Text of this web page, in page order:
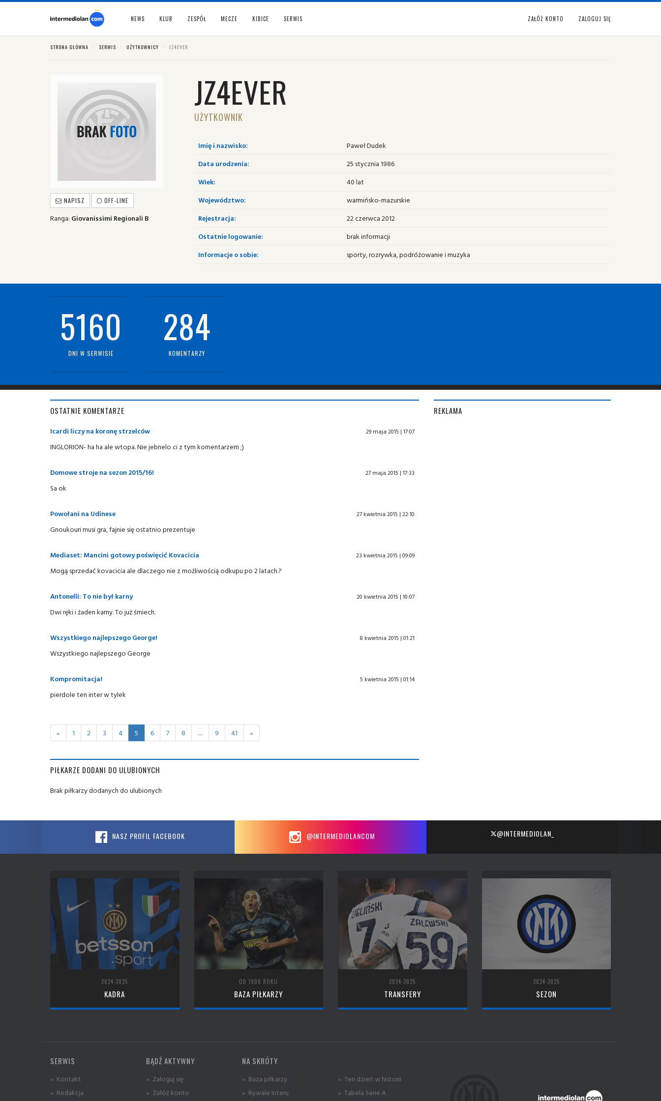
NEWS KLUB ZESPÓŁ MECZE KIBICE SERWIS ZAŁÓŻ KONTO ZALOGUJ SIĘ
STRONA GŁÓWNA SERWIS UŻYTKOWNICY JZ4EVER
NAPISZ OFF-LINE
Ranga: Giovanissimi Regionali B
JZ4EVER
UŻYTKOWNIK
Imię i nazwisko:
Paweł Dudek
Data urodzenia:
25 stycznia 1986
Wiek:
40 lat
Województwo:
warmińsko-mazurskie
Rejestracja:
22 czerwca 2012
Ostatnie logowanie:
brak informacji
Informacje o sobie:
sporty, rozrywka, podróżowanie i muzyka
5160
DNI W SERWISIE
284
KOMENTARZY
OSTATNIE KOMENTARZE
Icardi liczy na koronę strzelców 29 maja 2015 | 17:07
INGLORION- ha ha ale wtopa. Nie jebnelo ci z tym komentarzem ;)
Domowe stroje na sezon 2015/16! 27 maja 2015 | 17:33
Sa ok
Powołani na Udinese 27 kwietnia 2015 | 22:10
Gnoukouri musi gra, fajnie się ostatnio prezentuje
Mediaset: Mancini gotowy poświęcić Kovacicia 23 kwietnia 2015 | 09:09
Mogą sprzedać kovacicia ale dlaczego nie z możliwością odkupu po 2 latach.?
Antonelli: To nie był karny 20 kwietnia 2015 | 10:07
Dwi ręki i żaden karny. To już śmiech.
Wszystkiego najlepszego George! 8 kwietnia 2015 | 01:21
Wszystkiego najlepszego George
Kompromitacja! 5 kwietnia 2015 | 01:14
pierdole ten inter w tylek
« 1 2 3 4 5 6 7 8 ..... 9 41 »
PIŁKARZE DODANI DO ULUBIONYCH
Brak piłkarzy dodanych do ulubionych
REKLAMA
NASZ PROFIL FACEBOOK @INTERMEDIOLANCOM @INTERMEDIOLAN_
2024-2025
KADRA
OD 1908 ROKU
BAZA PIŁKARZY
2024-2025
TRANSFERY
2024-2025
SEZON
SERWIS
» Kontakt
» Redakcja
BĄDŹ AKTYWNY
» Zaloguj się
» Załóż konto
NA SKRÓTY
» Baza piłkarzy
» Rywale Interu
» Ten dzień w historii
» Tabela Serie A